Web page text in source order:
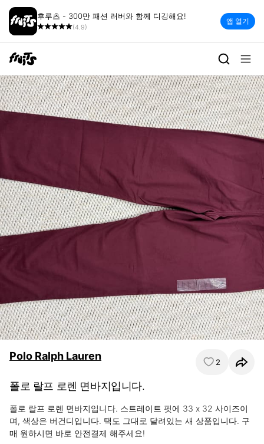
후루츠 - 300만 패션 러버와 함께 디깅해요!
(4.9)
앱 열기
Polo Ralph Lauren 2
폴로 랄프 로렌 면바지입니다.
폴로 랄프 로렌 면바지입니다. 스트레이트 핏에 33 x 32 사이즈이
며, 색상은 버건디입니다. 택도 그대로 달려있는 새 상품입니다. 구
매 원하시면 바로 안전결제 해주세요!